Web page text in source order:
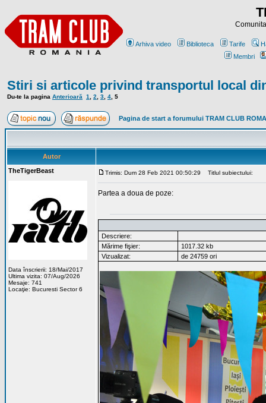
Arhiva video Biblioteca Tarife
Membri
Stiri si articole privind transportul local
Du-te la pagina Anterioară 1 2 3 4 5
Pagina de start a forumului TRAM CLUB
Autor
TheTigerBeast
Data înscrierii: 18/Mai/2017
Ultima vizita: 07/Aug/2026
Mesaje: 741
Locaţie: Bucuresti Sector 6
Trimis: Dum 28 Feb 2021 00:50:29 Titlul subiectului:
Partea a doua de poze:
Descriere:
Mărime fişier:
1017.32 kb
Vizualizat:
de 24759 ori